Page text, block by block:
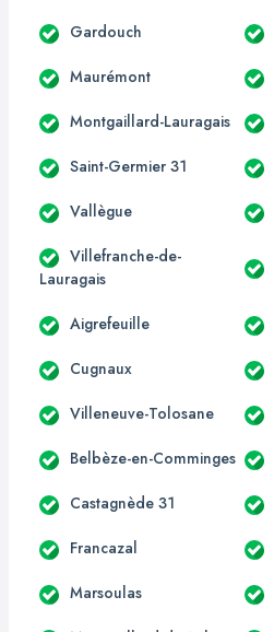
Gardouch
Maurémont
Montgaillard-Lauragais
Saint-Germier 31
Vallègue
Villefranche-de-
Lauragais
Aigrefeuille
Cugnaux
Villeneuve-Tolosane
Belbèze-en-Comminges
Castagnède 31
Francazal
Marsoulas